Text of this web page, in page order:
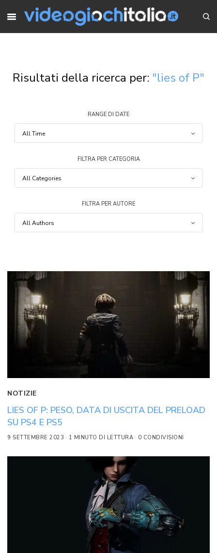
Risultati della ricerca per: "lies of P"
RANGE DI DATE
FILTRA PER CATEGORIA
FILTRA PER AUTORE
NOTIZIE
LIES OF P: PESO, DATA DI USCITA DEL PRELOAD
SU PS4 E PS5
9 SETTEMBRE 2023 1 MINUTO DI LETTURA 0 CONDIVISIONI